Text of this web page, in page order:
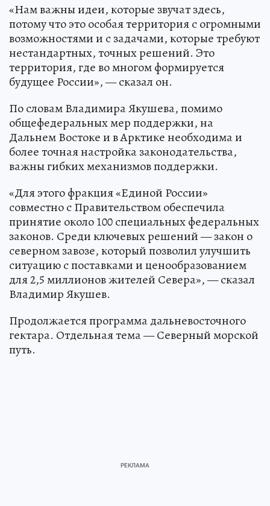
«Нам важны идеи, которые звучат здесь,
потому что это особая территория с огромными
возможностями и с задачами, которые требуют
нестандартных, точных решений. Это
территория, где во многом формируется
будущее России», — сказал он.
По словам Владимира Якушева, помимо
общефедеральных мер поддержки, на
Дальнем Востоке и в Арктике необходима и
более точная настройка законодательства,
важны гибких механизмов поддержки.
«Для этого фракция «Единой России»
совместно с Правительством обеспечила
принятие около 100 специальных федеральных
законов. Среди ключевых решений — закон о
северном завозе, который позволил улучшить
ситуацию с поставками и ценообразованием
для 2,5 миллионов жителей Севера», — сказал
Владимир Якушев.
Продолжается программа дальневосточного
гектара. Отдельная тема — Северный морской
путь.